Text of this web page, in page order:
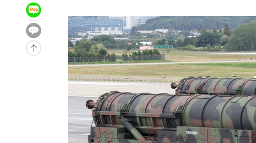
-6929초 전 >
실천"
-6014초 전 >
이란, "오만과 '중앙 단일 루트' 합의…북쪽 인바운드·남쪽 아웃바운
드는 임시"
40분 전 >
"낮 기온 소폭 하락"…수도권 폭염중대경보, 폭염경보로 하향
40분 전 >
[속보]이 대통령, '호우피해' 안동·의성 관할 4개 면 특별재난지역 선포
[단독]중수청 지원 검사들, 정원 초과 시 낮은 계급 임용…희망지 못 갈 수
낮 최고 37도 찜통더위…곳곳 소나기·강원 많은 비[내일날씨]
SK하이닉스, 용인·청주 팹에 54조 투자…"AI 메모리 수요 선제 대응"
여자배구 이재영·이다영 자매, 아제르바이잔 투란VC 입단
외국인 심판 성 접대 7경기 들여다보니…한국 축구 '5승 2무'
[속보]코스닥, 2.86포인트(0.36%) 내린 798.81마감